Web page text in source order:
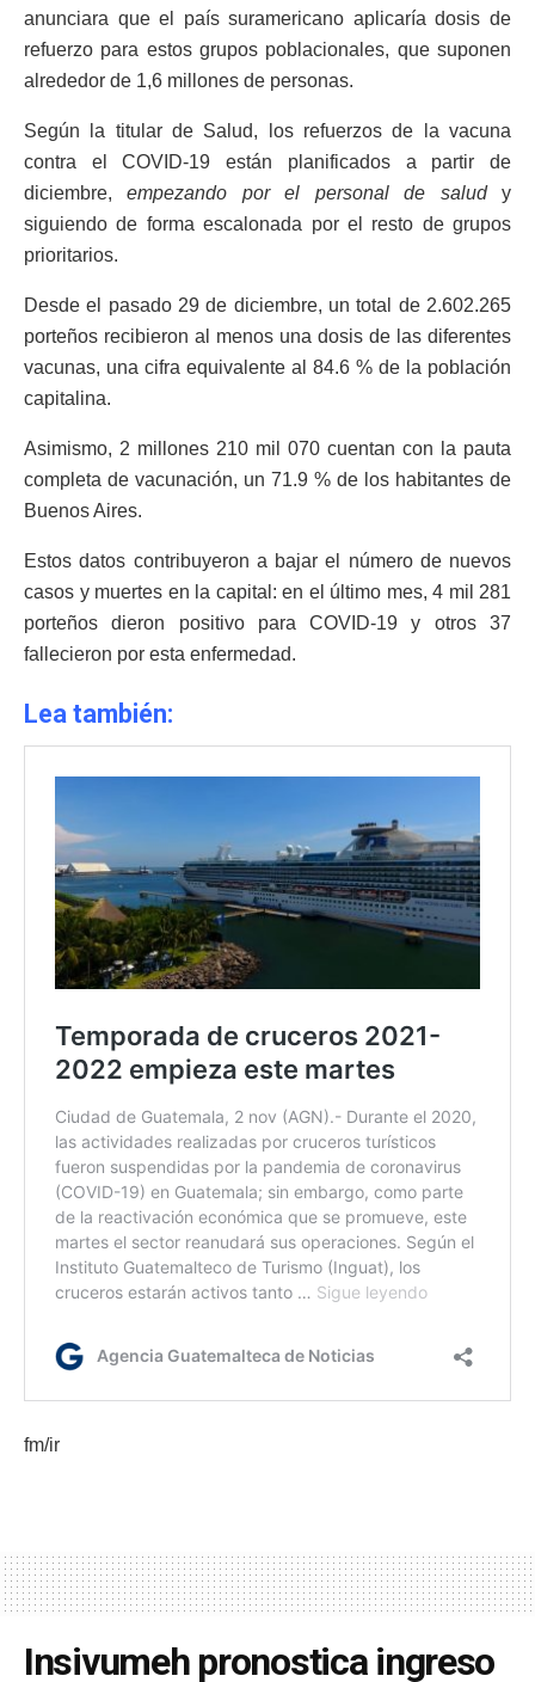
anunciara que el país suramericano aplicaría dosis de
refuerzo para estos grupos poblacionales, que suponen
alrededor de 1,6 millones de personas.
Según la titular de Salud, los refuerzos de la vacuna
contra el COVID-19 están planificados a partir de
diciembre,empezando por el personal de saludy
siguiendo de forma escalonada por el resto de grupos
prioritarios.
Desde el pasado 29 de diciembre, un total de 2.602.265
porteños recibieron al menos una dosis de las diferentes
vacunas, una cifra equivalente al 84.6 % de la población
capitalina.
Asimismo, 2 millones 210 mil 070 cuentan con la pauta
completa de vacunación, un 71.9 % de los habitantes de
Buenos Aires.
Estos datos contribuyeron a bajar el número de nuevos
casos y muertes en la capital: en el último mes, 4 mil 281
porteños dieron positivo para COVID-19 y otros 37
fallecieron por esta enfermedad.
Lea también:
fm/ir
Insivumeh pronostica ingreso